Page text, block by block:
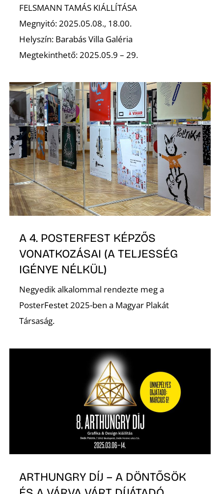
FELSMANN TAMÁS KIÁLLÍTÁSA
Megnyitó: 2025.05.08., 18.00.
Helyszín: Barabás Villa Galéria
Megtekinthető: 2025.05.9 – 29.
A 4. POSTERFEST KÉPZŐS
VONATKOZÁSAI (A TELJESSÉG
IGÉNYE NÉLKÜL)
Negyedik alkalommal rendezte meg a
PosterFestet 2025-ben a Magyar Plakát
Társaság.
ARTHUNGRY DÍJ – A DÖNTŐSÖK